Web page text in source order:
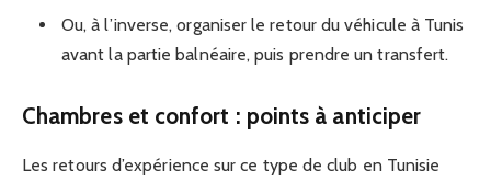
Ou, à l’inverse, organiser le retour du véhicule à Tunis
avant la partie balnéaire, puis prendre un transfert.
Chambres et confort : points à anticiper
Les retours d’expérience sur ce type de club en Tunisie